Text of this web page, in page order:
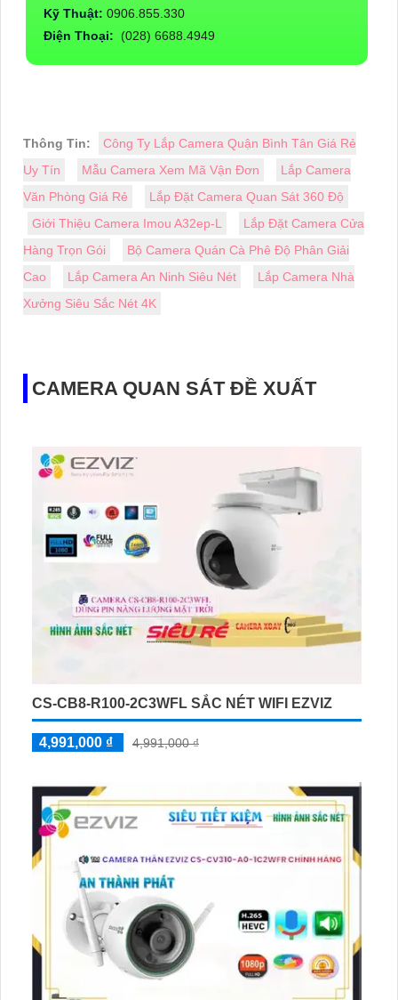
Kỹ Thuật: 0906.855.330
Điện Thoại: (028) 6688.4949
Thông Tin:
Công Ty Lắp Camera Quận Bình Tân Giá Rẻ
Uy Tín
Mẫu Camera Xem Mã Vận Đơn
Lắp Camera
Văn Phòng Giá Rẻ
Lắp Đặt Camera Quan Sát 360 Độ
Giới Thiệu Camera Imou A32ep-L
Lắp Đặt Camera Cửa
Hàng Trọn Gói
Bộ Camera Quán Cà Phê Độ Phân Giải
Cao
Lắp Camera An Ninh Siêu Nét
Lắp Camera Nhà
Xưởng Siêu Sắc Nét 4K
CAMERA QUAN SÁT ĐỀ XUẤT
CS-CB8-R100-2C3WFL SẮC NÉT WIFI EZVIZ
4,991,000 ₫ 4,991,000 ₫